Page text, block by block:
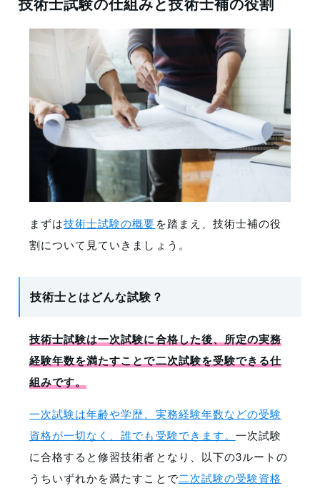
まずは技術士試験の概要を踏まえ、技術士補の役
割について見ていきましょう。
技術士とはどんな試験？
技術士試験は一次試験に合格した後、所定の実務
経験年数を満たすことで二次試験を受験できる仕
組みです。
一次試験は年齢や学歴、実務経験年数などの受験
資格が一切なく、誰でも受験できます。 一次試験
に合格すると修習技術者となり、以下の3ルートの
うちいずれかを満たすことで二次試験の受験資格